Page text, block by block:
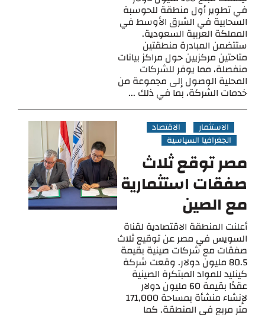
في تطوير أول منطقة للحوسبة
السحابية في الشرق الأوسط في
المملكة العربية السعودية.
ستتضمن المبادرة منطقتين
متاحتين مركزيين حول مراكز بيانات
منفصلة، مما يوفر للشركات
المحلية الوصول إلى مجموعة من
خدمات الشركة، بما في ذلك ...
الاستثمار
الاقتصاد
الجغرافيا السياسية
مصر توقع ثلاث
صفقات استثمارية
مع الصين
أعلنت المنطقة الاقتصادية لقناة
السويس في مصر عن توقيع ثلاث
صفقات مع شركات صينية بقيمة
80.5 مليون دولار. وقعت شركة
كينليد للمواد المبتكرة الصينية
عقدًا بقيمة 60 مليون دولار
لإنشاء منشأة بمساحة 171,000
متر مربع في المنطقة. كما